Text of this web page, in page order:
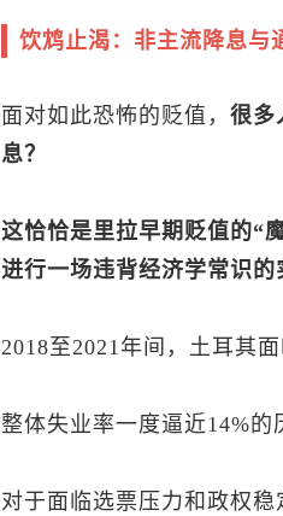
饮鸩止渴：非主流降息与
面对如此恐怖的贬值， 很多
息？
这恰恰是里拉早期贬值的“
进行一场违背经济学常识的
2018至2021年间，土耳其
整体失业率一度逼近14%的
对于面临选票压力和政权